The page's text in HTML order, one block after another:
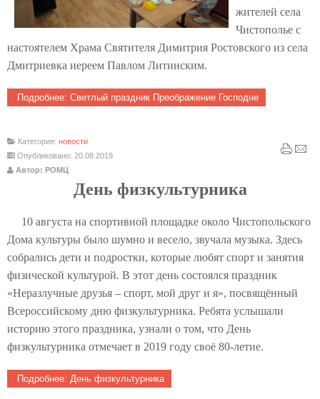
жителей села
Чистополье с
настоятелем Храма Святителя Димитрия Ростовского из села
Дмитриевка иереем Павлом Литинским.
Подробнее: Светлый праздник Преображение Господне
Категория: новости
Опубликовано: 20.08.2019
Автор: РОМЦ
День физкультурника
10 августа на спортивной площадке около Чистопольского
Дома культуры было шумно и весело, звучала музыка. Здесь
собрались дети и подростки, которые любят спорт и занятия
физической культурой. В этот день состоялся праздник
«Неразлучные друзья – спорт, мой друг и я», посвящённый
Всероссийскому дню физкультурника. Ребята услышали
историю этого праздника, узнали о том, что День
физкультурника отмечает в 2019 году своё 80-летие.
Подробнее: День физкультурника